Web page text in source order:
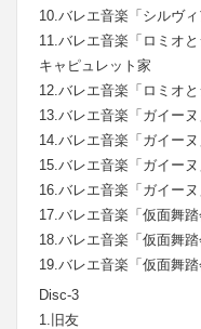
10.バレエ音楽「シルヴ
11.バレエ音楽「ロミオ
キャピュレット家
12.バレエ音楽「ロミオ
13.バレエ音楽「ガイー
14.バレエ音楽「ガイー
15.バレエ音楽「ガイー
16.バレエ音楽「ガイー
17.バレエ音楽「仮面舞
18.バレエ音楽「仮面舞
19.バレエ音楽「仮面舞
Disc-3
1.旧友